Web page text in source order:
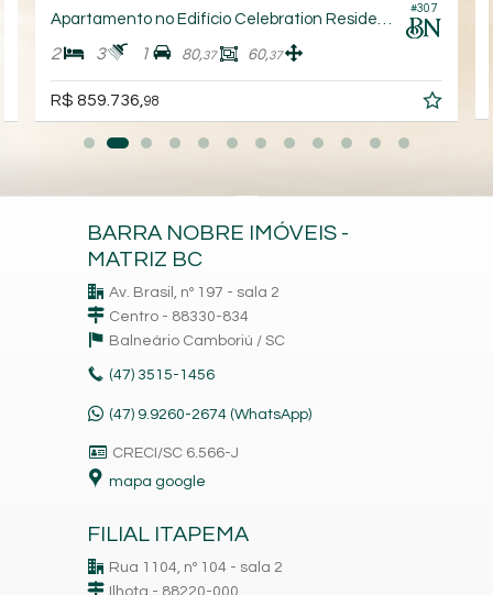
#307
Apartamento no Edifício Celebration Residence
2 3 1 80,37 60,37
R$ 859.736,98
BARRA NOBRE IMÓVEIS -
MATRIZ BC
Av. Brasil, nº 197 - sala 2
Centro - 88330-834
Balneário Camboriú / SC
(47) 3515-1456
(47) 9.9260-2674 (WhatsApp)
CRECI/SC 6.566-J
mapa google
FILIAL ITAPEMA
Rua 1104, nº 104 - sala 2
Ilhota - 88220-000